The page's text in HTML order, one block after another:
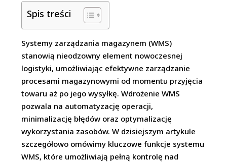
Spis treści
Systemy zarządzania magazynem (WMS)
stanowią nieodzowny element nowoczesnej
logistyki, umożliwiając efektywne zarządzanie
procesami magazynowymi od momentu przyjęcia
towaru aż po jego wysyłkę. Wdrożenie WMS
pozwala na automatyzację operacji,
minimalizację błędów oraz optymalizację
wykorzystania zasobów. W dzisiejszym artykule
szczegółowo omówimy kluczowe funkcje systemu
WMS, które umożliwiają pełną kontrolę nad